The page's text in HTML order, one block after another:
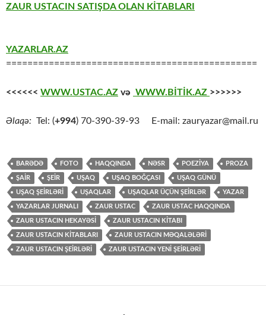
ZAUR USTACIN SATIŞDA OLAN KİTABLARI
YAZARLAR.AZ
===============================================
<<<<<< WWW.USTAC.AZ və WWW.BİTİK.AZ >>>>>>
Əlaqə: Tel: (+994) 70-390-39-93 E-mail: zauryazar@mail.ru
BARƏDƏ FOTO HAQQINDA NƏSR POEZİYA PROZA
ŞAİR ŞEİR UŞAQ UŞAQ BOĞÇASI UŞAQ GÜNÜ
UŞAQ ŞEİRLƏRİ UŞAQLAR UŞAQLAR ÜÇÜN ŞEİRLƏR YAZAR
YAZARLAR JURNALI ZAUR USTAC ZAUR USTAC HAQQINDA
ZAUR USTACIN HEKAYƏSİ ZAUR USTACIN KİTABI
ZAUR USTACIN KİTABLARI ZAUR USTACIN MƏQALƏLƏRİ
ZAUR USTACIN ŞEİRLƏRİ ZAUR USTACIN YENİ ŞEİRLƏRİ